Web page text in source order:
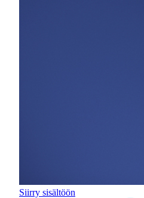
Siirry sisältöön